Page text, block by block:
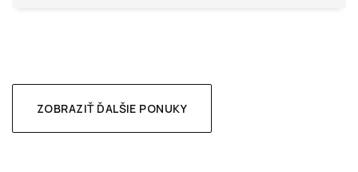
ZOBRAZIŤ ĎALŠIE PONUKY